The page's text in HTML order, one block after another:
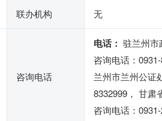
联办机构 无
咨询电话
电话： 驻兰州市
咨询电话：
兰州市兰州公证
8332999， 甘肃
咨询电话：